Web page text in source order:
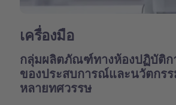
เครื่องมือ
กลุ่มผลิตภัณฑ์ทางห้องปฏิบัติก
ของประสบการณ์และนวัตกร
หลายทศวรรษ